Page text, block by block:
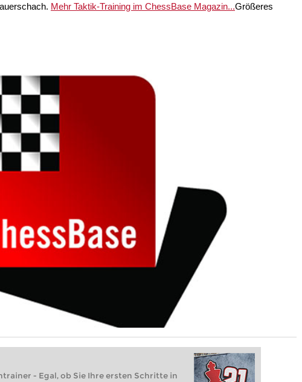
Mehr Taktik-Training im ChessBase Magazin...Größeres
- Egal, ob Sie Ihre ersten Schritte in